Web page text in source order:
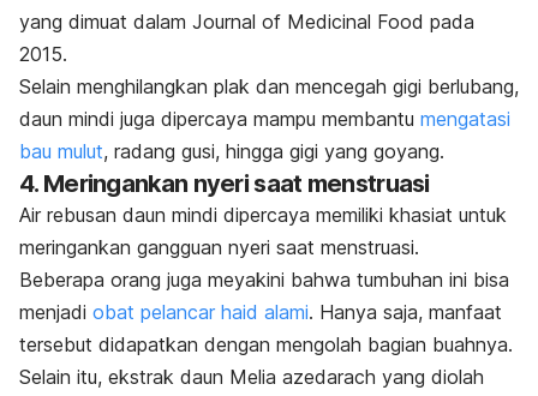
yang dimuat dalam Journal of Medicinal Food pada
2015.
Selain menghilangkan plak dan mencegah gigi berlubang,
daun mindi juga dipercaya mampu membantu mengatasi
bau mulut, radang gusi, hingga gigi yang goyang.
4. Meringankan nyeri saat menstruasi
Air rebusan daun mindi dipercaya memiliki khasiat untuk
meringankan gangguan nyeri saat menstruasi.
Beberapa orang juga meyakini bahwa tumbuhan ini bisa
menjadi obat pelancar haid alami. Hanya saja, manfaat
tersebut didapatkan dengan mengolah bagian buahnya.
Selain itu, ekstrak daun Melia azedarach yang diolah